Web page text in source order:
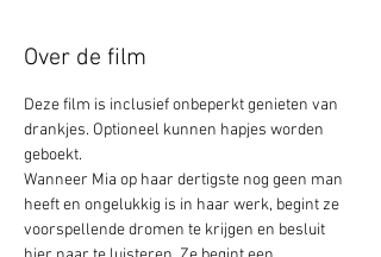
Over de film
Deze film is inclusief onbeperkt genieten van
drankjes. Optioneel kunnen hapjes worden
geboekt.
Wanneer Mia op haar dertigste nog geen man
heeft en ongelukkig is in haar werk, begint ze
voorspellende dromen te krijgen en besluit